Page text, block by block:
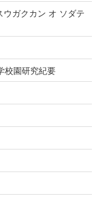
ガクカン オ ソダテ
校園研究紀要